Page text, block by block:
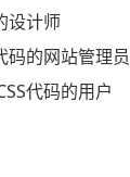
设计师
码的网站管理员
代码的用户